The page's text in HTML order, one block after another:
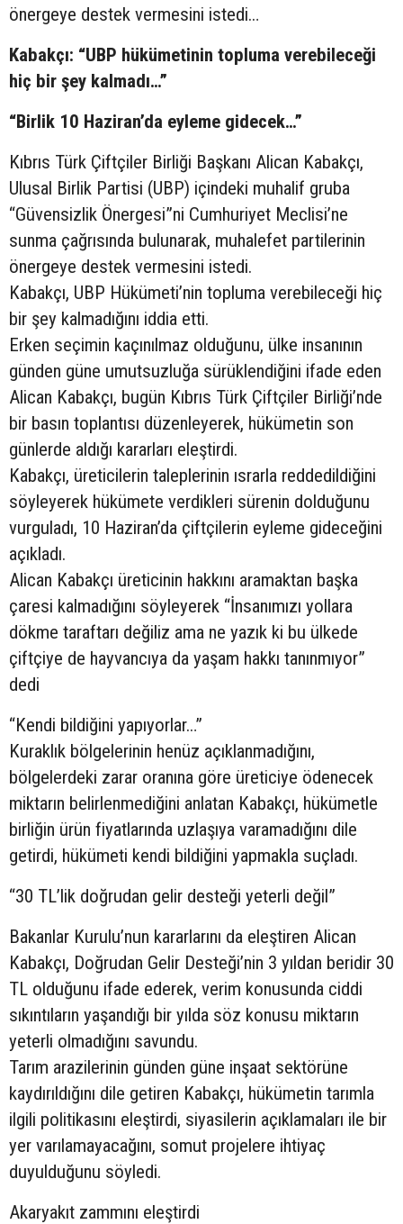
önergeye destek vermesini istedi…
Kabakçı: “UBP hükümetinin topluma verebileceği
hiç bir şey kalmadı…”
“Birlik 10 Haziran’da eyleme gidecek…”
Kıbrıs Türk Çiftçiler Birliği Başkanı Alican Kabakçı,
Ulusal Birlik Partisi (UBP) içindeki muhalif gruba
“Güvensizlik Önergesi”ni Cumhuriyet Meclisi’ne
sunma çağrısında bulunarak, muhalefet partilerinin
önergeye destek vermesini istedi.
Kabakçı, UBP Hükümeti’nin topluma verebileceği hiç
bir şey kalmadığını iddia etti.
Erken seçimin kaçınılmaz olduğunu, ülke insanının
günden güne umutsuzluğa sürüklendiğini ifade eden
Alican Kabakçı, bugün Kıbrıs Türk Çiftçiler Birliği’nde
bir basın toplantısı düzenleyerek, hükümetin son
günlerde aldığı kararları eleştirdi.
Kabakçı, üreticilerin taleplerinin ısrarla reddedildiğini
söyleyerek hükümete verdikleri sürenin dolduğunu
vurguladı, 10 Haziran’da çiftçilerin eyleme gideceğini
açıkladı.
Alican Kabakçı üreticinin hakkını aramaktan başka
çaresi kalmadığını söyleyerek “İnsanımızı yollara
dökme taraftarı değiliz ama ne yazık ki bu ülkede
çiftçiye de hayvancıya da yaşam hakkı tanınmıyor”
dedi
“Kendi bildiğini yapıyorlar…”
Kuraklık bölgelerinin henüz açıklanmadığını,
bölgelerdeki zarar oranına göre üreticiye ödenecek
miktarın belirlenmediğini anlatan Kabakçı, hükümetle
birliğin ürün fiyatlarında uzlaşıya varamadığını dile
getirdi, hükümeti kendi bildiğini yapmakla suçladı.
“30 TL’lik doğrudan gelir desteği yeterli değil”
Bakanlar Kurulu’nun kararlarını da eleştiren Alican
Kabakçı, Doğrudan Gelir Desteği’nin 3 yıldan beridir 30
TL olduğunu ifade ederek, verim konusunda ciddi
sıkıntıların yaşandığı bir yılda söz konusu miktarın
yeterli olmadığını savundu.
Tarım arazilerinin günden güne inşaat sektörüne
kaydırıldığını dile getiren Kabakçı, hükümetin tarımla
ilgili politikasını eleştirdi, siyasilerin açıklamaları ile bir
yer varılamayacağını, somut projelere ihtiyaç
duyulduğunu söyledi.
Akaryakıt zammını eleştirdi